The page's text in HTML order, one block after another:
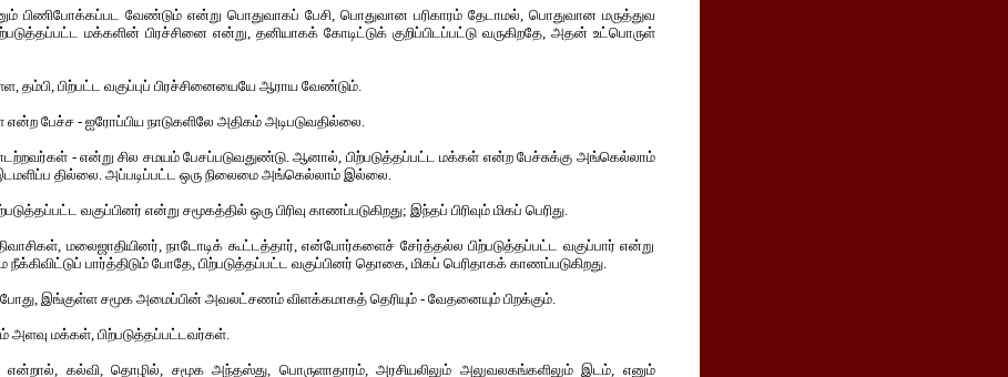
பிணிபோக்கப்பட வேண்டும் என்று பொதுவாகப் பேசி, பொதுவான பரிகாரம் தேடாமல், பொதுவான மருத்துவ
மக்களின் பிரச்சினை என்று, தனியாகக் கோடிட்டுக் குறிப்பிடப்பட்டு வருகிறதே, அதன் உட்பொருள்
தம்பி, பிற்பட்ட வகுப்புப் பிரச்சினையையே ஆராய வேண்டும்.
என்ற பேச்ச - ஐரோப்பிய நாடுகளிலே அதிகம் அடிபடுவதில்லை.
- என்று சில சமயம் பேசப்படுவதுண்டு. ஆனால், பிற்படுத்தப்பட்ட மக்கள் என்ற பேச்சுக்கு அங்கெல்லாம்
தில்லை. அப்படிப்பட்ட ஒரு நிலைமை அங்கெல்லாம் இல்லை.
வகுப்பினர் என்று சமூகத்தில் ஒரு பிரிவு காணப்படுகிறது; இந்தப் பிரிவும் மிகப் பெரிது.
மலைஜாதியினர், நாடோடிக் கூட்டத்தார், என்போர்களைச் சேர்த்தல்ல பிற்படுத்தப்பட்ட வகுப்பார் என்று
பார்த்திடும் போதே, பிற்படுத்தப்பட்ட வகுப்பினர் தொகை, மிகப் பெரிதாகக் காணப்படுகிறது.
இங்குள்ள சமூக அமைப்பின் அவலட்சணம் விளக்கமாகத் தெரியும் - வேதனையும் பிறக்கும்.
அளவு மக்கள், பிற்படுத்தப்பட்டவர்கள்.
என்றால், கல்வி, தொழில், சமூக அந்தஸ்து, பொருளாதாரம், அரசியலிலும் அலுவலகங்களிலும் இடம், எனும்